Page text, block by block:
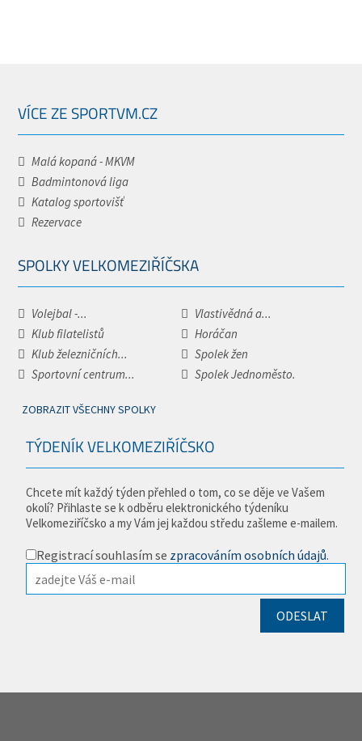
VÍCE ZE SPORTVM.CZ
Malá kopaná - MKVM
Badmintonová liga
Katalog sportovišť
Rezervace
SPOLKY VELKOMEZIŘÍČSKA
Volejbal -...
Vlastivědná a...
Klub filatelistů
Horáčan
Klub železničních...
Spolek žen
Sportovní centrum...
Spolek Jednoměsto.
ZOBRAZIT VŠECHNY SPOLKY
TÝDENÍK VELKOMEZIŘÍČSKO
Chcete mít každý týden přehled o tom, co se děje ve Vašem
okolí? Přihlaste se k odběru elektronického týdeníku
Velkomeziříčsko a my Vám jej každou středu zašleme e-mailem.
Registrací souhlasím se zpracováním osobních údajů.